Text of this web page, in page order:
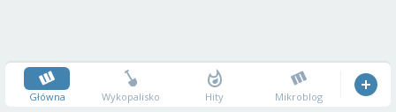
Główna Wykopalisko Hity Mikroblog